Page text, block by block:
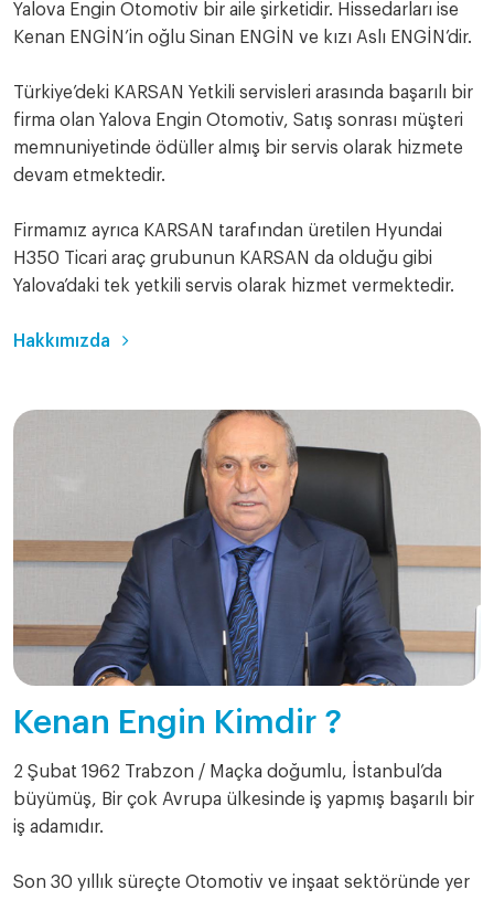
Yalova Engin Otomotiv bir aile şirketidir. Hissedarları ise
Kenan ENGİN’in oğlu Sinan ENGİN ve kızı Aslı ENGİN’dir.
Türkiye’deki KARSAN Yetkili servisleri arasında başarılı bir
firma olan Yalova Engin Otomotiv, Satış sonrası müşteri
memnuniyetinde ödüller almış bir servis olarak hizmete
devam etmektedir.
Firmamız ayrıca KARSAN tarafından üretilen Hyundai
H350 Ticari araç grubunun KARSAN da olduğu gibi
Yalova’daki tek yetkili servis olarak hizmet vermektedir.
Hakkımızda
Kenan Engin Kimdir ?
2 Şubat 1962 Trabzon / Maçka doğumlu, İstanbul’da
büyümüş, Bir çok Avrupa ülkesinde iş yapmış başarılı bir
iş adamıdır.
Son 30 yıllık süreçte Otomotiv ve inşaat sektöründe yer